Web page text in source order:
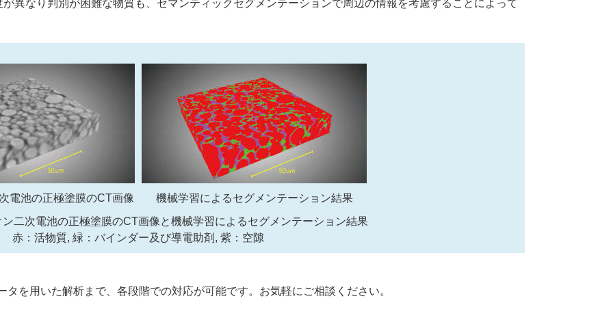
異なり判別が困難な物質も、セマンティックセグメンテーションで周辺の情報を考慮することによって
電池の正極塗膜のCT画像
機械学習によるセグメンテーション結果
二次電池の正極塗膜のCT画像と機械学習によるセグメンテーション結果
赤：活物質, 緑：バインダー及び導電助剤, 紫：空隙
を用いた解析まで、各段階での対応が可能です。お気軽にご相談ください。